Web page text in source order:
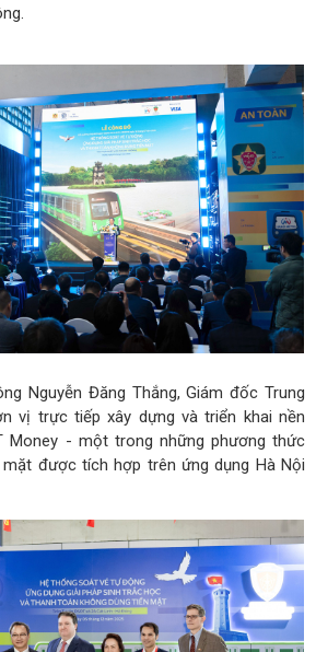
Nguyễn Đăng Thắng, Giám đốc Trung
vị trực tiếp xây dựng và triển khai nền
Money - một trong những phương thức
được tích hợp trên ứng dụng Hà Nội